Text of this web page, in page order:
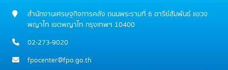
สำนักงานเศรษฐกิจการคลัง ถนนพระรามที่ 6 อารีย์สัมพันธ์ แขวง
พญาไท เขตพญาไท กรุงเทพฯ 10400
02-273-9020
fpocenter@fpo.go.th